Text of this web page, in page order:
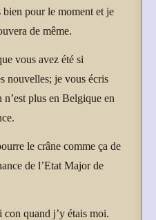
bien pour le moment et je
de même.
vous avez été si
nouvelles; je vous écris
plus en Belgique en
le crâne comme ça de
de l’Etat Major de
con quand j’y étais moi.